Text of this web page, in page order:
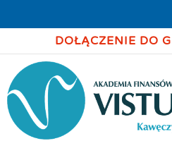
DOŁĄCZENIE DO